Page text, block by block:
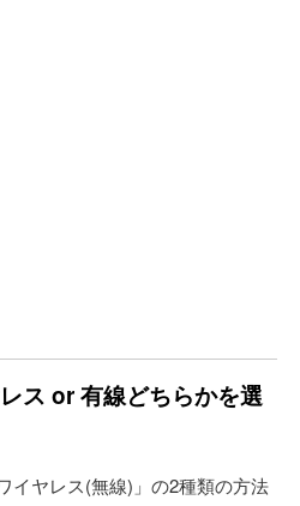
ス or 有線どちらかを選
イヤレス(無線)」の2種類の方法